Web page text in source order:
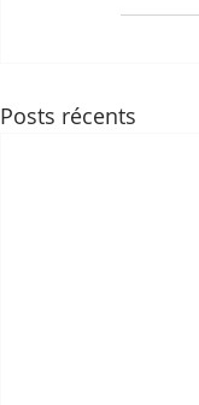
Posts récents